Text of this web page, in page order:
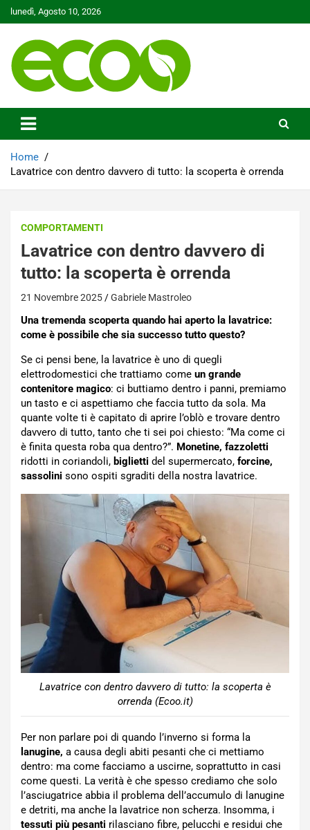
Skip
to
lunedì, Agosto 10, 2026
Ecoo.it
Home
Lavatrice con dentro davvero di tutto: la scoperta è orrenda
COMPORTAMENTI
Lavatrice con dentro davvero di
tutto: la scoperta è orrenda
21 Novembre 2025 Gabriele Mastroleo
Una tremenda scoperta quando hai aperto la lavatrice:
come è possibile che sia successo tutto questo?
Se ci pensi bene, la lavatrice è uno di quegli
elettrodomestici che trattiamo come un grande
contenitore magico: ci buttiamo dentro i panni, premiamo
un tasto e ci aspettiamo che faccia tutto da sola. Ma
quante volte ti è capitato di aprire l’oblò e trovare dentro
davvero di tutto, tanto che ti sei poi chiesto: “Ma come ci
è finita questa roba qua dentro?”. Monetine, fazzoletti
ridotti in coriandoli, biglietti del supermercato, forcine,
sassolini sono ospiti sgraditi della nostra lavatrice.
Lavatrice con dentro davvero di tutto: la scoperta è
orrenda (Ecoo.it)
Per non parlare poi di quando l’inverno si forma la
lanugine, a causa degli abiti pesanti che ci mettiamo
dentro: ma come facciamo a uscirne, soprattutto in casi
come questi. La verità è che spesso crediamo che solo
l’asciugatrice abbia il problema dell’accumulo di lanugine
e detriti, ma anche la lavatrice non scherza. Insomma, i
tessuti più pesanti rilasciano fibre, pelucchi e residui che